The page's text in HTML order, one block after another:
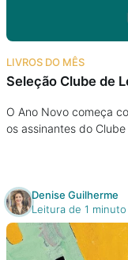
Na escola
Na família
Colunas
Colecionáveis
LIVROS DO MÊS
Seleção Clube de
O Ano Novo começa
os assinantes do
Denise Guilherme
Leitura de 1 minuto